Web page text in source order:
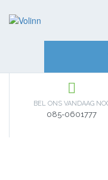
BEL ONS VANDAAG
085-0601777